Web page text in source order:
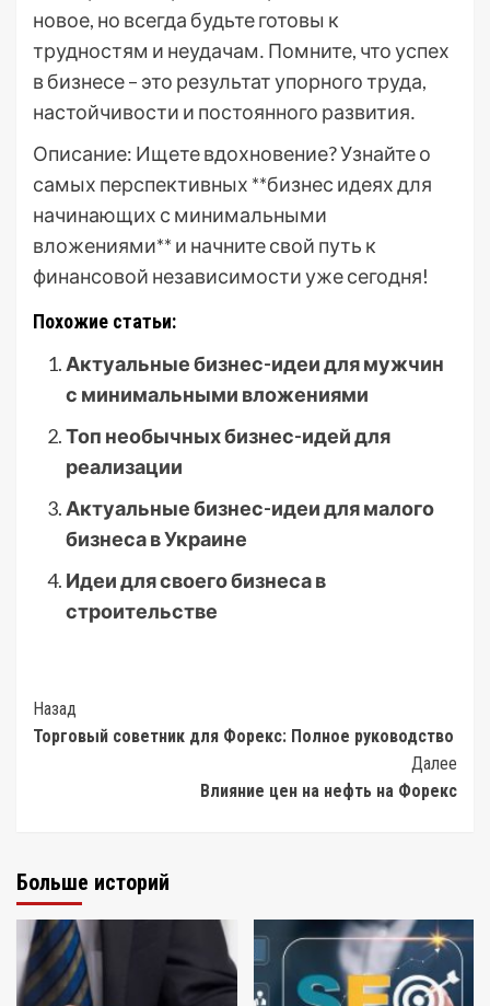
новое, но всегда будьте готовы к
трудностям и неудачам․ Помните, что успех
в бизнесе – это результат упорного труда,
настойчивости и постоянного развития․
Описание: Ищете вдохновение? Узнайте о
самых перспективных **бизнес идеях для
начинающих с минимальными
вложениями** и начните свой путь к
финансовой независимости уже сегодня!
Похожие статьи:
Актуальные бизнес-идеи для мужчин
с минимальными вложениями
Топ необычных бизнес-идей для
реализации
Актуальные бизнес-идеи для малого
бизнеса в Украине
Идеи для своего бизнеса в
строительстве
Post
Navigation
Назад
Торговый советник для Форекс: Полное руководство
Далее
Влияние цен на нефть на Форекс
Больше историй